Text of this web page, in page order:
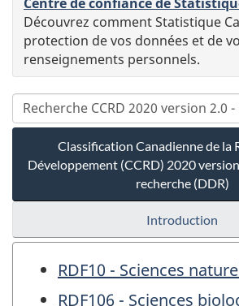
Découvrez comment Statistique
protection de vos données et de
renseignements personnels.
Classification Canadienne de la
Développement (CCRD) 2020
recherche (DDR)
Introduction
RDF10 - Sciences
RDF106 - Sciences